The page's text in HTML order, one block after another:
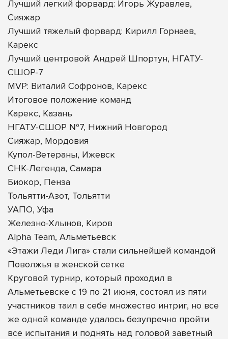
Лучший легкий форвард: Игорь Журавлев,
Сияжар
Лучший тяжелый форвард: Кирилл Горнаев,
Карекс
Лучший центровой: Андрей Шпортун, НГАТУ-
СШОР-7
MVP: Виталий Софронов, Карекс
Итоговое положение команд
Карекс, Казань
НГАТУ-СШОР №7, Нижний Новгород
Сияжар, Мордовия
Купол-Ветераны, Ижевск
СНК-Легенда, Самара
Биокор, Пенза
Тольятти-Азот, Тольятти
УАПО, Уфа
Железно-Хлынов, Киров
Alpha Team, Альметьевск
«Этажи Леди Лига» стали сильнейшей командой
Поволжья в женской сетке
Круговой турнир, который проходил в
Альметьевске с 19 по 21 июня, состоял из пяти
участников таил в себе множество интриг, но все
же одной команде удалось безупречно пройти
все испытания и поднять над головой заветный